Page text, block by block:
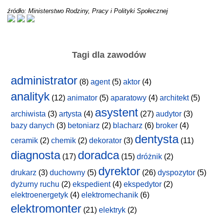
źródło: Ministerstwo Rodziny, Pracy i Polityki Społecznej
Tagi dla zawodów
administrator (8) agent(5) aktor (4)
analityk (12) animator (5) aparatowy (4) architekt(5)
archiwista (3) artysta (4) asystent (27) audytor (3)
bazy danych (3) betoniarz (2) blacharz (6) broker (4)
ceramik (2) chemik (2) dekorator (3) dentysta(11)
diagnosta(17) doradca(15) dróżnik (2)
drukarz (3) duchowny (5) dyrektor (26) dyspozytor (5)
dyżurny ruchu (2) ekspedient(4) ekspedytor (2)
elektroenergetyk (4) elektromechanik (6)
elektromonter (21) elektryk (2)